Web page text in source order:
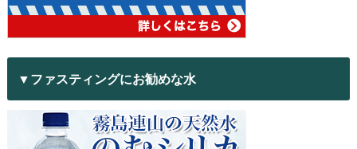
▼ファスティングにお勧めな水